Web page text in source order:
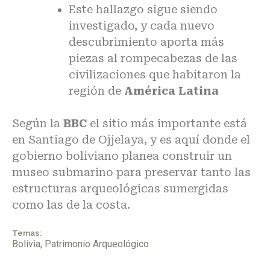
Este hallazgo sigue siendo
investigado, y cada nuevo
descubrimiento aporta más
piezas al rompecabezas de las
civilizaciones que habitaron la
región de América Latina
Según la BBC el sitio más importante está
en Santiago de Ojjelaya, y es aquí donde el
gobierno boliviano planea construir un
museo submarino para preservar tanto las
estructuras arqueológicas sumergidas
como las de la costa.
Temas:
Bolivia, Patrimonio Arqueológico